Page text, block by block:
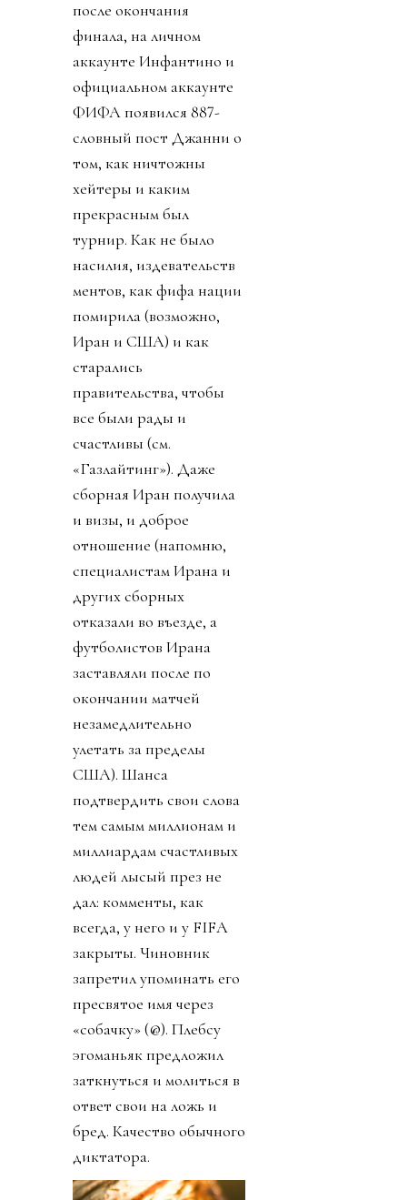
после окончания
финала, на личном
аккаунте Инфантино и
официальном аккаунте
ФИФА появился 887-
словный пост Джанни о
том, как ничтожны
хейтеры и каким
прекрасным был
турнир. Как не было
насилия, издевательств
ментов, как фифа нации
помирила (возможно,
Иран и США) и как
старались
правительства, чтобы
все были рады и
счастливы (см.
«Газлайтинг»). Даже
сборная Иран получила
и визы, и доброе
отношение (напомню,
специалистам Ирана и
других сборных
отказали во въезде, а
футболистов Ирана
заставляли после по
окончании матчей
незамедлительно
улетать за пределы
США). Шанса
подтвердить свои слова
тем самым миллионам и
миллиардам счастливых
людей лысый през не
дал: комменты, как
всегда, у него и у FIFA
закрыты. Чиновник
запретил упоминать его
пресвятое имя через
«собачку» (@). Плебсу
эгоманьяк предложил
заткнуться и молиться в
ответ свои на ложь и
бред. Качество обычного
диктатора.